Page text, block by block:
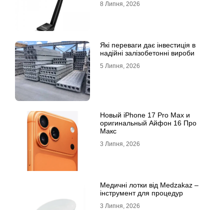
8 Липня, 2026
Які переваги дає інвестиція в
надійні залізобетонні вироби
5 Липня, 2026
Новый iPhone 17 Pro Max и
оригинальный Айфон 16 Про
Макс
3 Липня, 2026
Медичні лотки від Medzakaz –
інструмент для процедур
3 Липня, 2026